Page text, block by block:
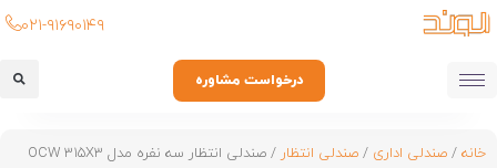
۰۲۱-۹۱۶۹۰۱۴۹
درخواست مشاوره
خانه / صندلی اداری / صندلی انتظار
/ صندلی انتظار سه نفره مدل OCW 315X3